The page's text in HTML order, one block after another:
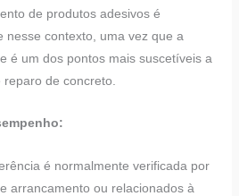
de produtos adesivos é
nesse contexto, uma vez que a
é um dos pontos mais suscetíveis a
de concreto.
é normalmente verificada por
arrancamento ou relacionados à